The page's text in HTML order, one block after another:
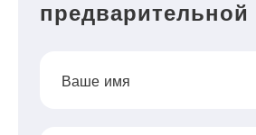
предварительной
Ваше имя